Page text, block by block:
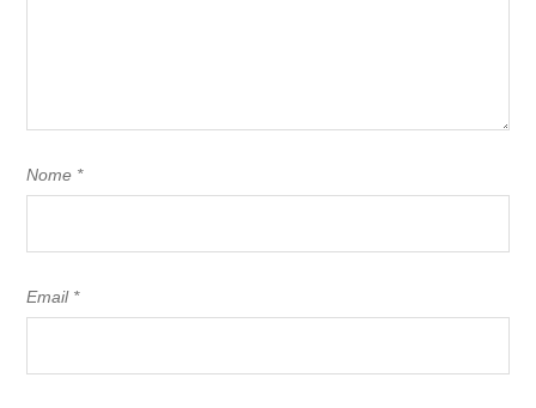
Nome *
Email *